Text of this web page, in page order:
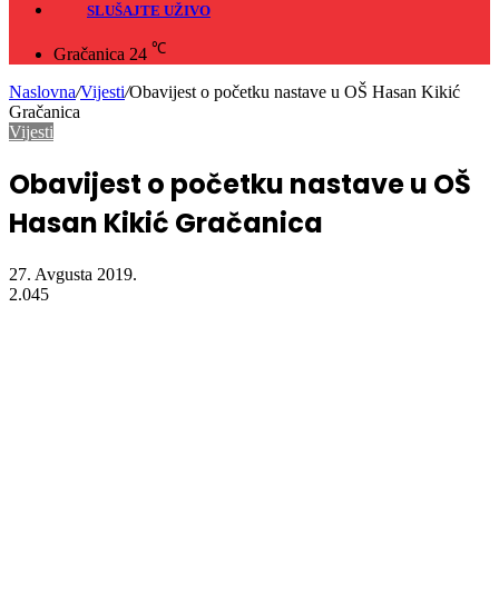
SLUŠAJTE UŽIVO
Gračanica 24 ℃
Naslovna/Vijesti/Obavijest o početku nastave u OŠ Hasan Kikić
Gračanica
Vijesti
Obavijest o početku nastave u OŠ
Hasan Kikić Gračanica
27. Avgusta 2019.
2.045